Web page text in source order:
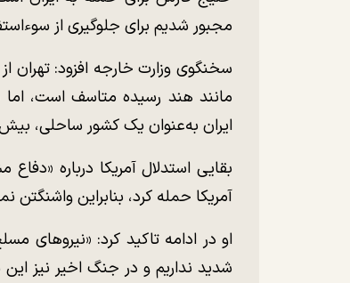
مجبور شدیم برای جلوگیری از
سخنگوی وزارت خارجه افزود: تهران
مانند هند رسیده متاسف است،
ایران به‌عنوان یک کشور ساحلی، بیش
بقایی استدلال آمریکا درباره
آمریکا حمله کرد، بنابراین
او در ادامه تاکید کرد: «نیرو‌های
شدید نداریم و در جنگ اخیر نیز